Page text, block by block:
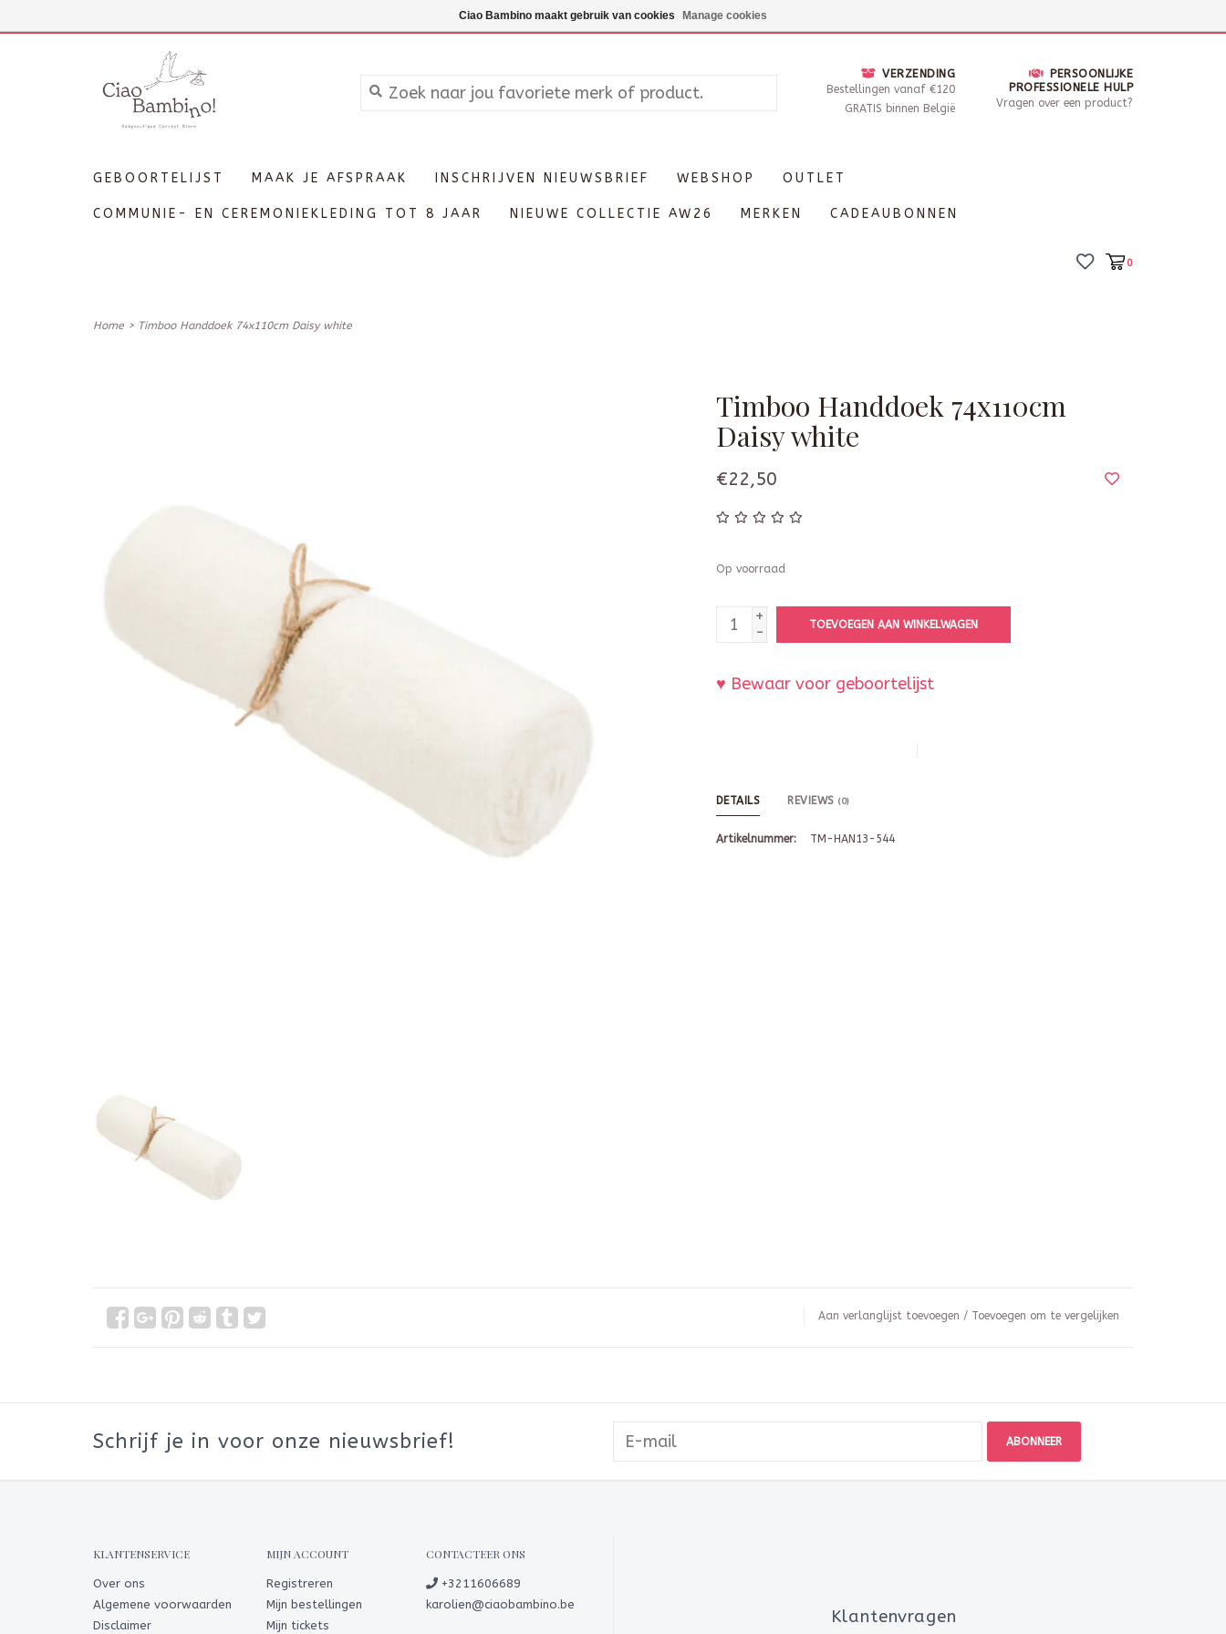
Maandag enkel op afspraak, Dinsdag - Zaterdag open van 10 - 17u30
VERZENDING
Bestellingen vanaf €120
GRATIS binnen België
PERSOONLIJKE
PROFESSIONELE HULP
Vragen over een product?
GEBOORTELIJST MAAK JE AFSPRAAK INSCHRIJVEN NIEUWSBRIEF WEBSHOP OUTLET
COMMUNIE- EN CEREMONIEKLEDING TOT 8 JAAR NIEUWE COLLECTIE AW26 MERKEN CADEAUBONNEN
0
Home > Timboo Handdoek 74x110cm Daisy white
Timboo Handdoek 74x110cm
Daisy white
€22,50
Op voorraad
+
-
TOEVOEGEN AAN WINKELWAGEN
♥ Bewaar voor geboortelijst
DETAILS REVIEWS (0)
Artikelnummer: TM-HAN13-544
Aan verlanglijst toevoegen / Toevoegen om te vergelijken
Schrijf je in voor onze nieuwsbrief! ABONNEER
KLANTENSERVICE
Over ons
Algemene voorwaarden
Disclaimer
MIJN ACCOUNT
Registreren
Mijn bestellingen
Mijn tickets
CONTACTEER ONS
+3211606689
karolien@ciaobambino.be
Klantenvragen
Ciao Bambino maakt gebruik van cookies Manage cookies